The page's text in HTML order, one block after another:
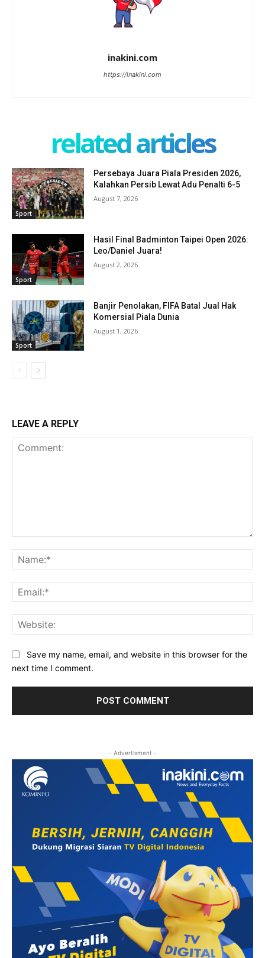
inakini.com
https://inakini.com
related articles
Sport
Persebaya Juara Piala Presiden 2026,
Kalahkan Persib Lewat Adu Penalti 6-5
August 7, 2026
Sport
Hasil Final Badminton Taipei Open 2026:
Leo/Daniel Juara!
August 2, 2026
Sport
Banjir Penolakan, FIFA Batal Jual Hak
Komersial Piala Dunia
August 1, 2026
LEAVE A REPLY
Save my name, email, and website in this browser for the
next time I comment.
- Advertisment -